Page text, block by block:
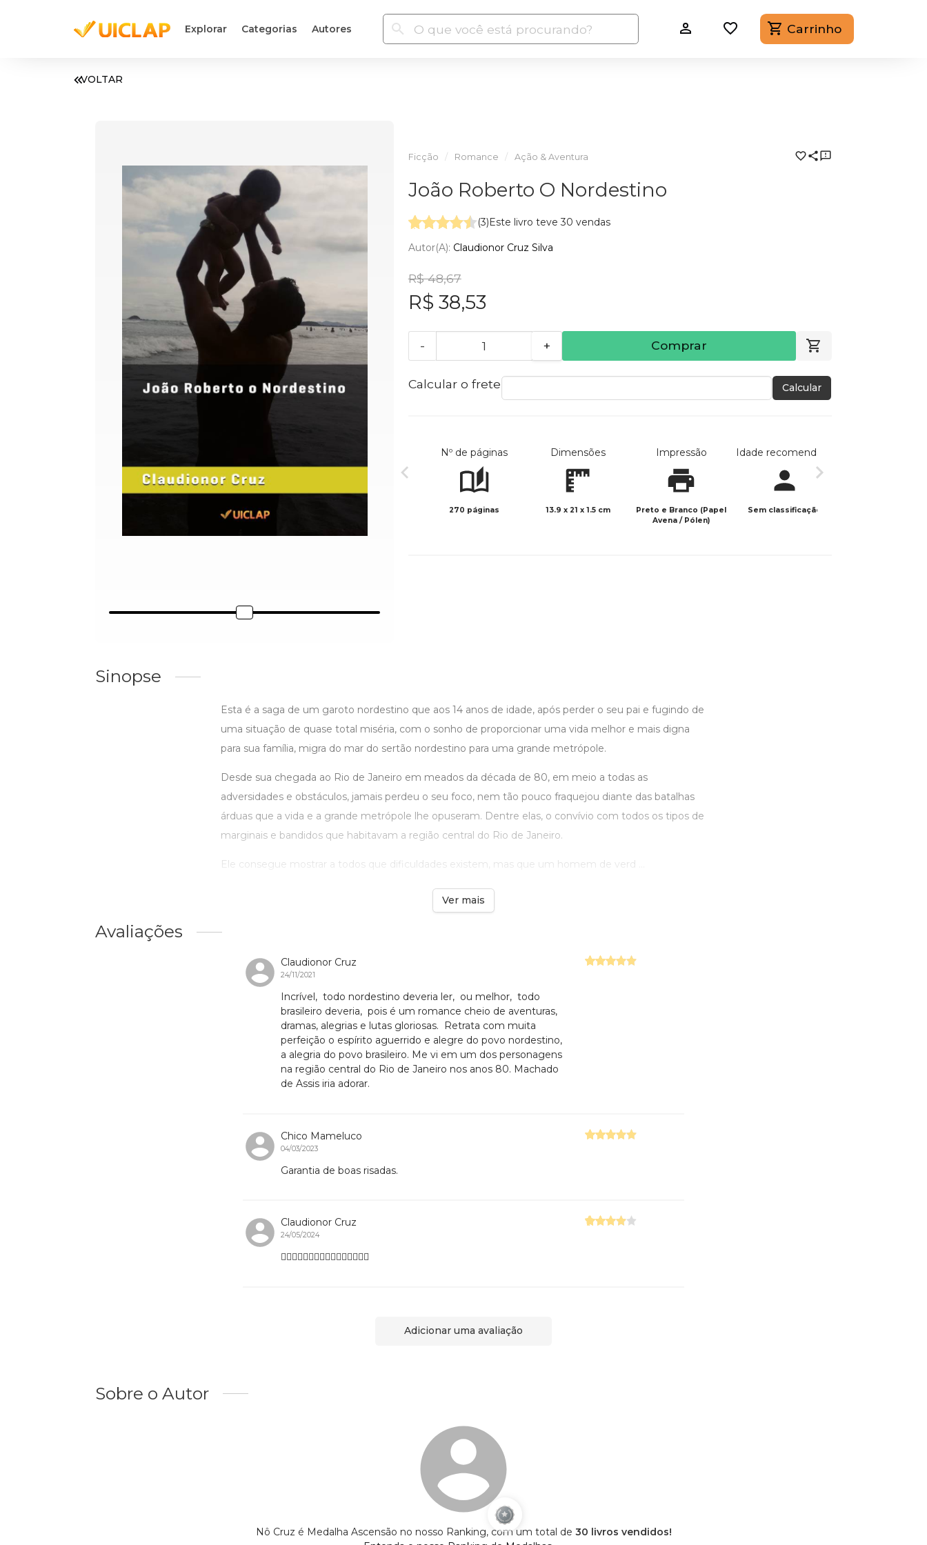
Explorar Categorias Autores Carrinho
VOLTAR
Ficção Romance Ação & Aventura
João Roberto O Nordestino
(3)Este livro teve 30 vendas
Autor(a): Claudionor Cruz Silva
R$ 48,67
R$ 38,53
- + Comprar
Calcular o frete Calcular
Nº de páginas
270 páginas
Dimensões
13.9 x 21 x 1.5 cm
Impressão
Preto e Branco (Papel
Avena / Pólen)
Idade recomendada
Sem classificação
Sinopse
Esta é a saga de um garoto nordestino que aos 14 anos de idade, após perder o seu pai e fugindo de
uma situação de quase total miséria, com o sonho de proporcionar uma vida melhor e mais digna
para sua família, migra do mar do sertão nordestino para uma grande metrópole.
Desde sua chegada ao Rio de Janeiro em meados da década de 80, em meio a todas as
adversidades e obstáculos, jamais perdeu o seu foco, nem tão pouco fraquejou diante das batalhas
árduas que a vida e a grande metrópole lhe opuseram. Dentre elas, o convívio com todos os tipos de
marginais e bandidos que habitavam a região central do Rio de Janeiro.
Ele consegue mostrar a todos que dificuldades existem, mas que um homem de verd ...
Ver mais
Avaliações
Claudionor Cruz
24/11/2021
Incrível, todo nordestino deveria ler, ou melhor, todo
brasileiro deveria, pois é um romance cheio de aventuras,
dramas, alegrias e lutas gloriosas. Retrata com muita
perfeição o espírito aguerrido e alegre do povo nordestino,
a alegria do povo brasileiro. Me vi em um dos personagens
na região central do Rio de Janeiro nos anos 80. Machado
de Assis iria adorar.
Chico Mameluco
04/03/2023
Garantia de boas risadas.
Claudionor Cruz
24/05/2024
👍🏽👍🏽👍🏽👍🏽👏🏽👏🏽👏🏽👏🏽
Adicionar uma avaliação
Sobre o Autor
Nô Cruz é Medalha Ascensão no nosso Ranking, com um total de 30 livros vendidos!